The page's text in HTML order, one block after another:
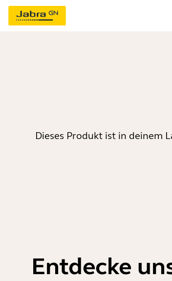
Dieses Produkt ist in deinem
Entdecke